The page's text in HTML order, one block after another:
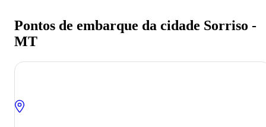
Pontos de embarque da cidade Sorriso -
MT